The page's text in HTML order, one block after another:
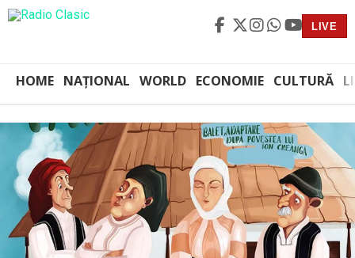
LIVE
HOME NAȚIONAL WORLD ECONOMIE CULTURĂ